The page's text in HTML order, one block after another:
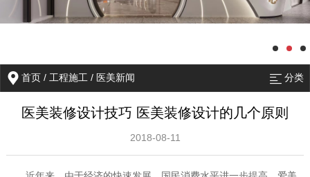
首页 /工程施工 / 医美新闻 分类
医美装修设计技巧 医美装修设计的几个原则
2018-08-11